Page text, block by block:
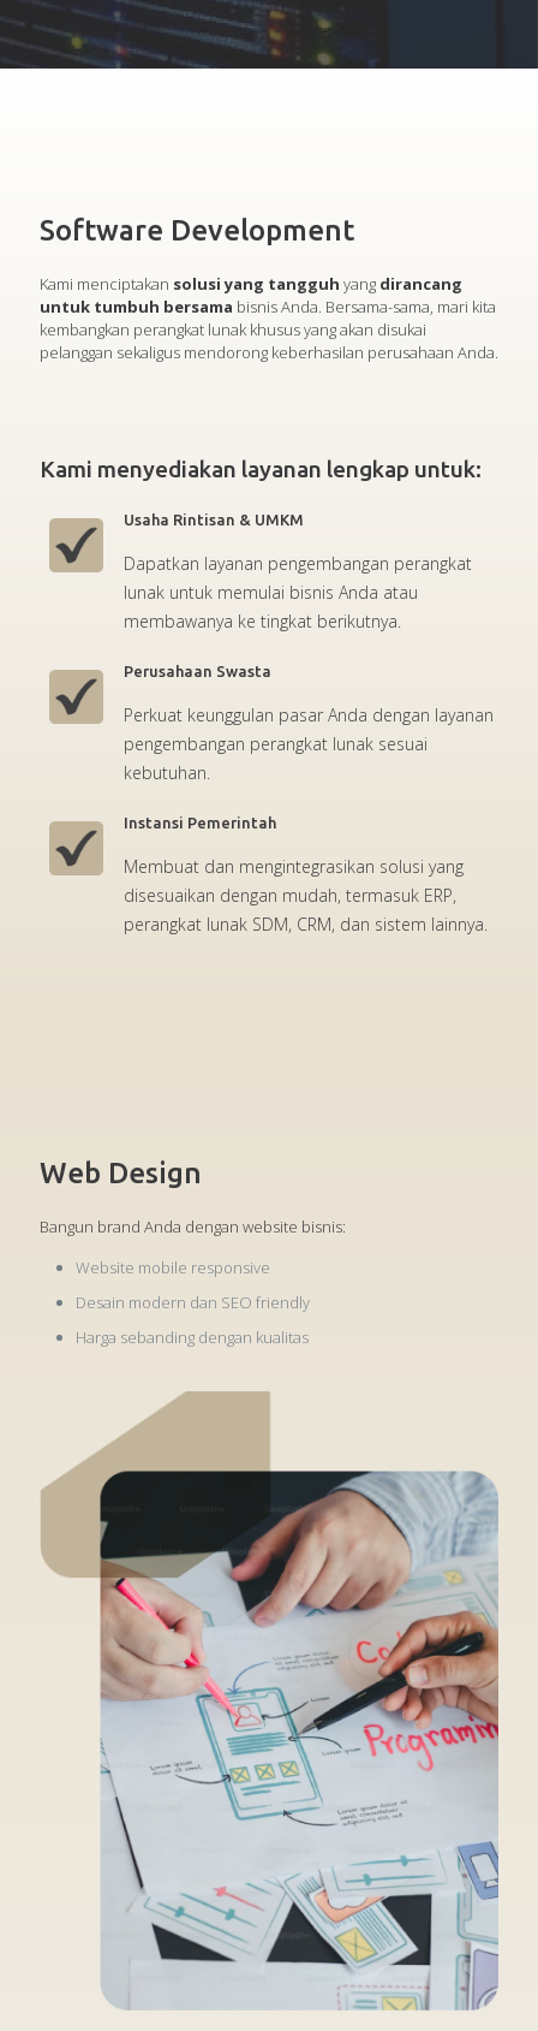
Software Development
Kami menciptakan solusi yang tangguh yang dirancang
untuk tumbuh bersama bisnis Anda. Bersama-sama, mari kita
kembangkan perangkat lunak khusus yang akan disukai
pelanggan sekaligus mendorong keberhasilan perusahaan Anda.
Kami menyediakan layanan lengkap untuk:
Usaha Rintisan & UMKM
Dapatkan layanan pengembangan perangkat
lunak untuk memulai bisnis Anda atau
membawanya ke tingkat berikutnya.
Perusahaan Swasta
Perkuat keunggulan pasar Anda dengan layanan
pengembangan perangkat lunak sesuai
kebutuhan.
Instansi Pemerintah
Membuat dan mengintegrasikan solusi yang
disesuaikan dengan mudah, termasuk ERP,
perangkat lunak SDM, CRM, dan sistem lainnya.
Web Design
Bangun brand Anda dengan website bisnis:
Website mobile responsive
Desain modern dan SEO friendly
Harga sebanding dengan kualitas